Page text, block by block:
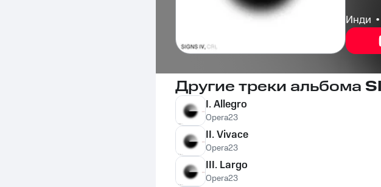
Инди
Другие треки альбома
I. Allegro
Opera23
II. Vivace
Opera23
III. Largo
Opera23